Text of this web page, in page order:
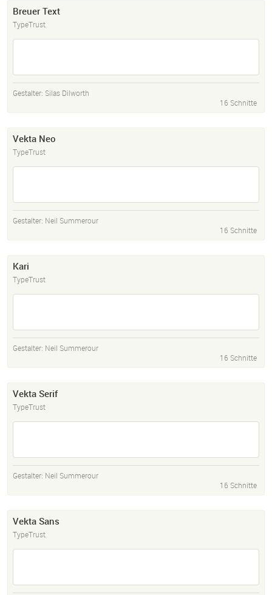
Breuer Text
TypeTrust
Gestalter: Silas Dilworth
16 Schnitte
Vekta Neo
TypeTrust
Gestalter: Neil Summerour
16 Schnitte
Kari
TypeTrust
Gestalter: Neil Summerour
16 Schnitte
Vekta Serif
TypeTrust
Gestalter: Neil Summerour
16 Schnitte
Vekta Sans
TypeTrust